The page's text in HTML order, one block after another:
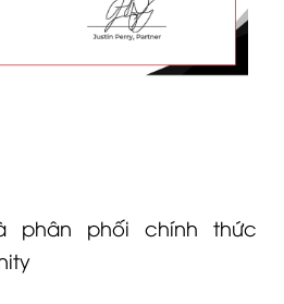
phân phối chính thức